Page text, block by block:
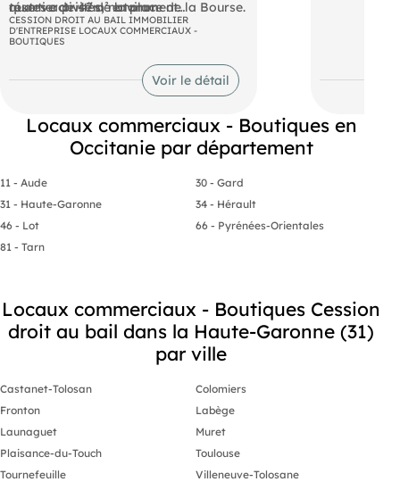
quartier prisé de la place de la Bourse.
Local composé :
réserve de 47m² environ
D'une cour privative avec des WC et un
espace de rangement d'environ 15m²
environ
toutes activités, notamment
équipement de la personne, de la
maison, hors nuisance.
Bail commercial en cours.
Conditions financières :
Loyer : 2 839€/mois hors charges
Provisions sur charges : 25€/mois
Prix de cession : 100 000 euros net
Honoraire agence charge acquéreur :
CESSION DROIT AU BAIL IMMOBILIER
D'ENTREPRISE LOCAUX COMMERCIAUX -
BOUTIQUES
Voir le détail
Locaux commerciaux - Boutiques en
Occitanie par département
11 - Aude
30 - Gard
31 - Haute-Garonne
34 - Hérault
46 - Lot
66 - Pyrénées-Orientales
81 - Tarn
Locaux commerciaux - Boutiques Cession
droit au bail dans la Haute-Garonne (31)
par ville
Castanet-Tolosan
Colomiers
Fronton
Labège
Launaguet
Muret
Plaisance-du-Touch
Toulouse
Tournefeuille
Villeneuve-Tolosane